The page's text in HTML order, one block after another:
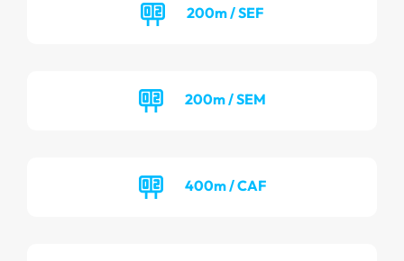
200m / SEF
200m / SEM
400m / CAF